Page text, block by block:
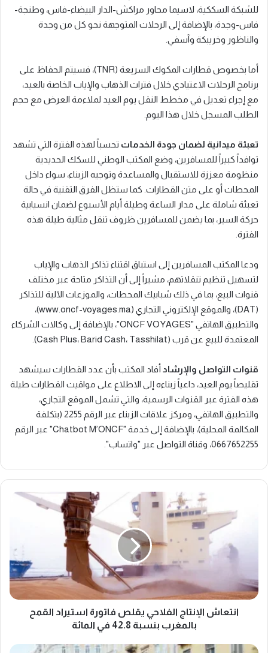
للشبكة السككية، لاسيما محاور مراكش-الدار البيضاء-فاس، وطنجة-
فاس-وجدة، بالإضافة إلى الرحلات المتوجهة نحو كل من وجدة
والناظور وخريبكة وآسفي.
أما بخصوص قطارات المكوك السريعة (TNR)، فسيتم الحفاظ على
برنامج الرحلات الاعتيادي خلال فترات الذهاب والإياب الخاصة بالعيد،
مع إجراء تعديل في مخطط النقل يوم العيد لملاءمة العرض مع حجم
الطلب المسجل خلال هذا اليوم.
تعبئة ميدانية لضمان جودة الخدمات تحسباً لهذه الفترة التي تشهد
توافداً كبيراً للمسافرين، وضع المكتب الوطني للسكك الحديدية
منظومة معززة للاستقبال والمساعدة وتوجيه الزبناء، سواء داخل
المحطات أو على متن القطارات. كما ستظل الفرق التقنية في حالة
تعبئة شاملة على مدار الساعة وطيلة أيام الأسبوع لضمان انسيابية
حركة السير، بما يضمن للمسافرين ظروف تنقل مثالية طيلة هذه
الفترة.
ودعا المكتب المسافرين إلى استباق اقتناء تذاكر الذهاب والإياب
لتسهيل تنظيم تنقلاتهم، مشيراً إلى أن التذاكر متاحة عبر مختلف
قنوات البيع، بما في ذلك شبابيك المحطات، والموزعات الآلية للتذاكر
(DAT)، والموقع الإلكتروني التجاري (www.oncf-voyages.ma)،
والتطبيق الهاتفي "ONCF VOYAGES"، بالإضافة إلى وكالات الشركاء
المعتمدة للبيع عن قرب (Cash Plus، Barid Cash، Tasshilat).
قنوات التواصل والإرشاد أفاد المكتب بأن عدد القطارات سيشهد
تقليصاً يوم العيد، داعياً زبناءه إلى الاطلاع على مواقيت القطارات طيلة
هذه الفترة عبر القنوات الرسمية، والتي تشمل الموقع التجاري،
والتطبيق الهاتفي، ومركز علاقات الزبناء عبر الرقم 2255 (بتكلفة
المكالمة المحلية)، بالإضافة إلى خدمة "Chatbot M’ONCF" عبر الرقم
0667652255، وقناة التواصل عبر "واتساب".
ل
ج
انتعاش الإنتاج الفلاحي يقلص فاتورة استيراد القمح
بالمغرب بنسبة 42.8 في المائة
ف